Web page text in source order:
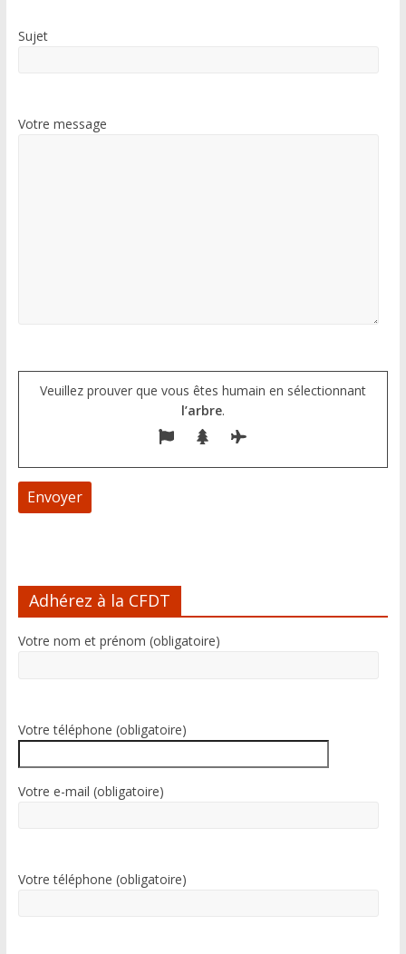
Sujet
Votre message
Veuillez prouver que vous êtes humain en sélectionnant
l’arbre.
l
r
i
v
e
:
Adhérez à la CFDT
Votre nom et prénom (obligatoire)
Votre téléphone (obligatoire)
Votre e-mail (obligatoire)
Votre téléphone (obligatoire)